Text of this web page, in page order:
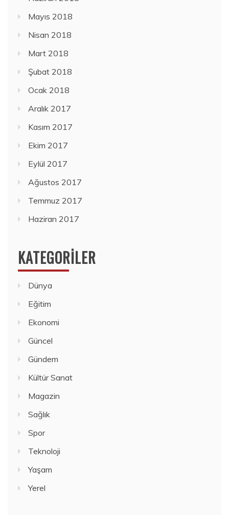
Mayıs 2018
Nisan 2018
Mart 2018
Şubat 2018
Ocak 2018
Aralık 2017
Kasım 2017
Ekim 2017
Eylül 2017
Ağustos 2017
Temmuz 2017
Haziran 2017
KATEGORILER
Dünya
Eğitim
Ekonomi
Güncel
Gündem
Kültür Sanat
Magazin
Sağlık
Spor
Teknoloji
Yaşam
Yerel